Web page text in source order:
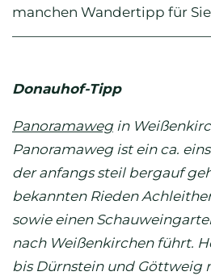
manchen Wandertipp für
Donauhof-Tipp
Panoramaweg in
Panoramaweg ist ein ca.
der anfangs steil bergauf
bekannten Rieden
sowie einen
nach Weißenkirchen führt.
bis Dürnstein und Göttweig